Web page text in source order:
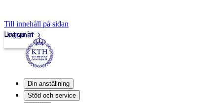
Till innehåll på sidan
Intranät
Logga in
Din anställning
Stöd och service